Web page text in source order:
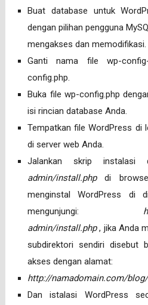
Buat database untuk
dengan pilihan pengguna
mengakses dan memodifikasi.
Ganti nama file wp-
config.php.
Buka file wp-config.php
isi rincian database Anda.
Tempatkan file WordPress di
di server web Anda.
Jalankan skrip instalasi
admin/install.phpdi
menginstal WordPress di
mengunjungi:
admin/install.php, jika Anda
subdirektori sendiri disebut
akses dengan alamat:
http://namadomain.com/
Dan istalasi WordPress